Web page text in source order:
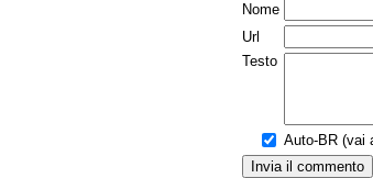
Nome
Url
Testo
Auto-BR (vai